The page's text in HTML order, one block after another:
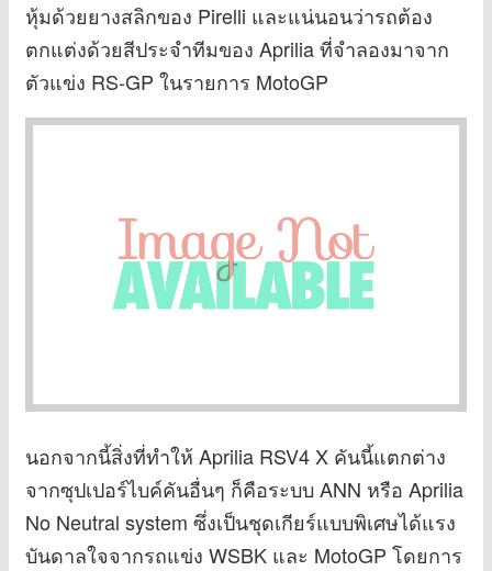
หุ้มด้วยยางสลิกของ Pirelli และแน่นอนว่ารถต้อง
ตกแต่งด้วยสีประจำทีมของ Aprilia ที่จำลองมาจาก
ตัวแข่ง RS-GP ในรายการ MotoGP
นอกจากนี้สิ่งที่ทำให้ Aprilia RSV4 X คันนี้แตกต่าง
จากซุปเปอร์ไบค์คันอื่นๆ ก็คือระบบ ANN หรือ Aprilia
No Neutral system ซึ่งเป็นชุดเกียร์แบบพิเศษได้แรง
บันดาลใจจากรถแข่ง WSBK และ MotoGP โดยการ